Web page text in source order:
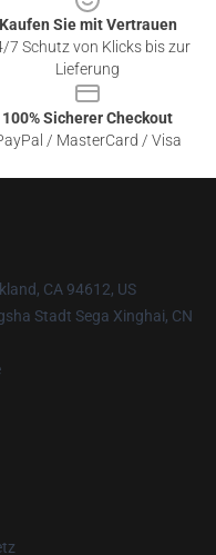
Kaufen Sie mit Vertrauen
7 Schutz von Klicks bis zur
Lieferung
100% Sicherer Checkout
/ MasterCard / Visa
CA 94612, US
Stadt Sega Xinghai, CN